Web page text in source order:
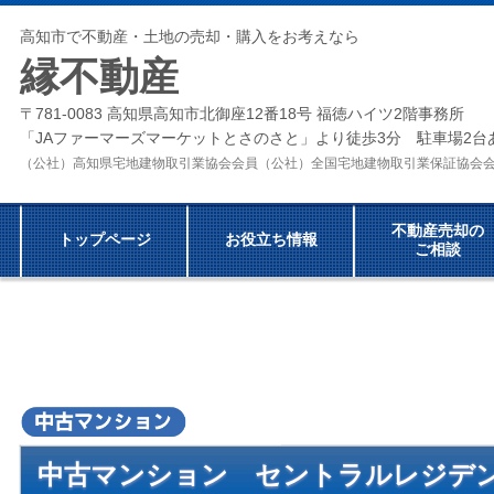
高知市で不動産・土地の売却・購入をお考えなら
縁不動産
〒781-0083 高知県高知市北御座12番18号 福徳ハイツ2階事務所
「JAファーマーズマーケットとさのさと」より徒歩3分 駐車場2台
（公社）高知県宅地建物取引業協会会員（公社）全国宅地建物取引業保証協
トップページ お役立ち情報
不動産売却の
ご相談
中古マンション セントラルレジ